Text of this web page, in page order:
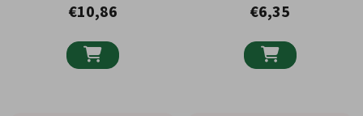
€10,86

€6,35
